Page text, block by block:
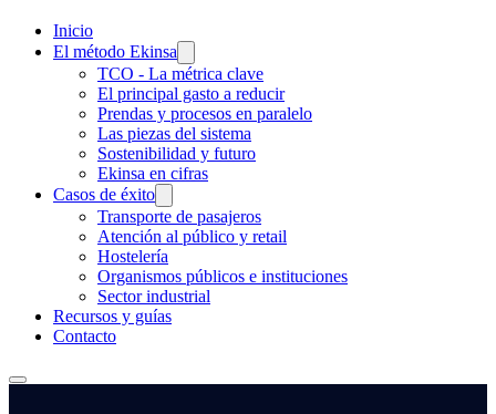
Inicio
El método Ekinsa
TCO - La métrica clave
El principal gasto a reducir
Prendas y procesos en paralelo
Las piezas del sistema
Sostenibilidad y futuro
Ekinsa en cifras
Casos de éxito
Transporte de pasajeros
Atención al público y retail
Hostelería
Organismos públicos e instituciones
Sector industrial
Recursos y guías
Contacto